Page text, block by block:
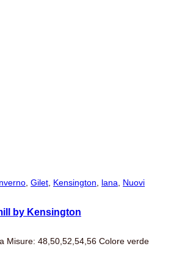
Gilet Kensington lana
Nuovi
by Kensington
Misure: 48,50,52,54,56 Colore verde